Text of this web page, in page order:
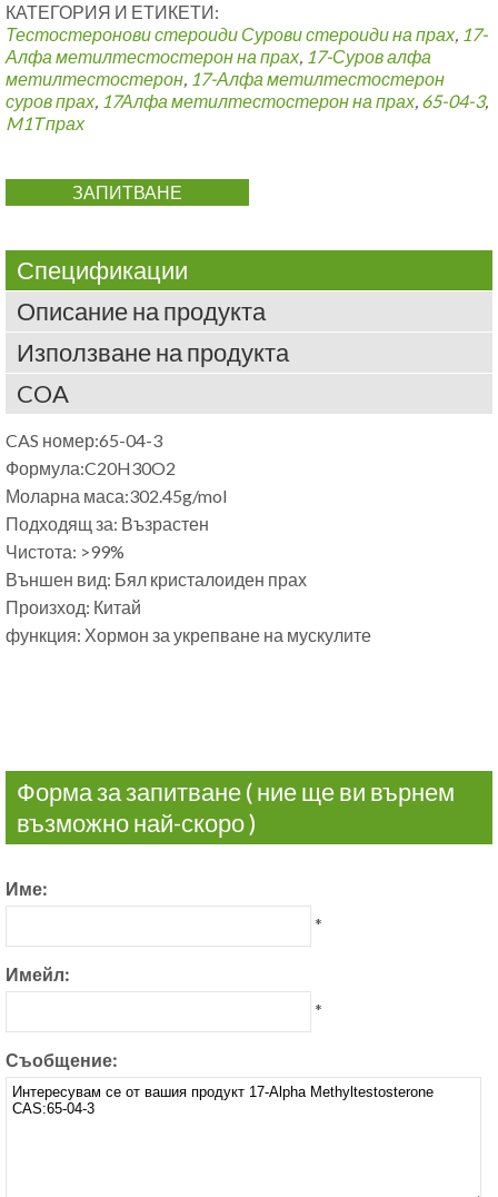
КАТЕГОРИЯ И ЕТИКЕТИ:
Тестостеронови стероиди Сурови стероиди на прах, 17-
Алфа метилтестостерон на прах, 17-Суров алфа
метилтестостерон, 17-Алфа метилтестостерон
суров прах, 17Алфа метилтестостерон на прах, 65-04-3,
M1T прах
ЗАПИТВАНЕ
Спецификации
Описание на продукта
Използване на продукта
COA
CAS номер:65-04-3
Формула:C20H30O2
Моларна маса:302.45g/mol
Подходящ за: Възрастен
Чистота: >99%
Външен вид: Бял кристалоиден прах
Произход: Китай
функция: Хормон за укрепване на мускулите
Форма за запитване ( ние ще ви върнем
възможно най-скоро )
Име:
*
Имейл:
*
Съобщение: